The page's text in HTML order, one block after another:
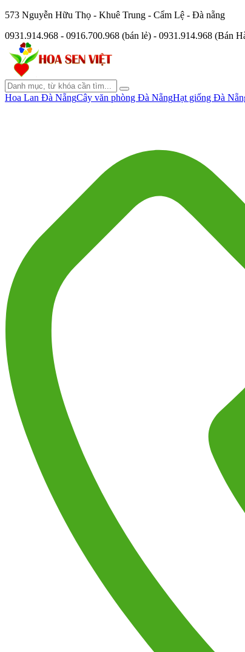
573 Nguyễn Hữu Thọ - Khuê Trung - Cẩm Lệ - Đà nẵng
0931.914.968 - 0916.700.968 (bán lẻ) - 0931.914.968 (Bán
Hoa Lan Đà NẵngCây văn phòng Đà NẵngHạt giống Đà